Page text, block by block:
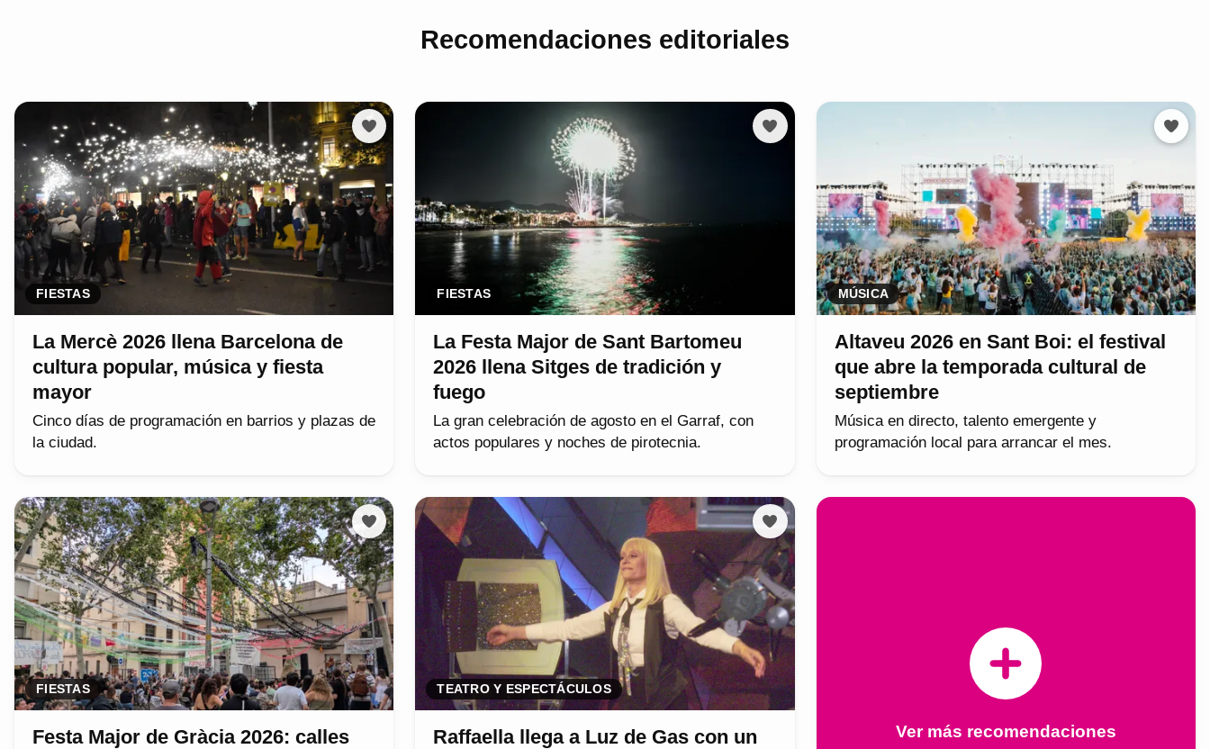
Recomendaciones editoriales
FIESTAS
La Mercè 2026 llena Barcelona de
cultura popular, música y fiesta
mayor
Cinco días de programación en barrios y plazas de
la ciudad.
FIESTAS
La Festa Major de Sant Bartomeu
2026 llena Sitges de tradición y
fuego
La gran celebración de agosto en el Garraf, con
actos populares y noches de pirotecnia.
MÚSICA
Altaveu 2026 en Sant Boi: el festival
que abre la temporada cultural de
septiembre
Música en directo, talento emergente y
programación local para arrancar el mes.
FIESTAS
Festa Major de Gràcia 2026: calles
TEATRO Y ESPECTÁCULOS
Raffaella llega a Luz de Gas con un
Ver más recomendaciones